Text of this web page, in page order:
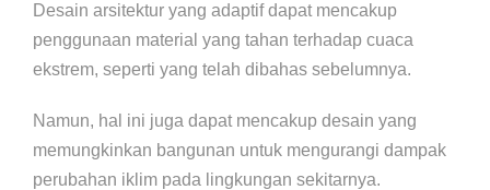
Desain arsitektur yang adaptif dapat mencakup
penggunaan material yang tahan terhadap cuaca
ekstrem, seperti yang telah dibahas sebelumnya.
Namun, hal ini juga dapat mencakup desain yang
memungkinkan bangunan untuk mengurangi dampak
perubahan iklim pada lingkungan sekitarnya.